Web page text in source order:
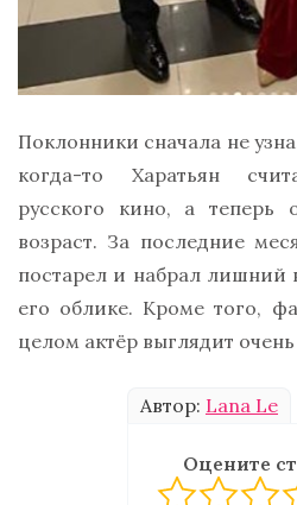
Поклонники сначала не
когда-то Харатьян
русского кино, а теперь
возраст. За последние
постарел и набрал лишний
его облике. Кроме того,
целом актёр выглядит очень
Автор: Lana Le
Оцените